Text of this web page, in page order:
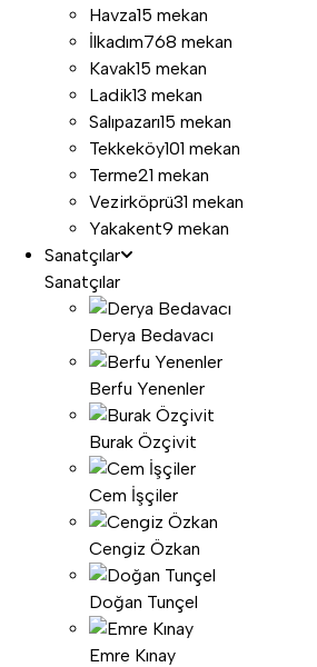
Havza15 mekan
İlkadım768 mekan
Kavak15 mekan
Ladik13 mekan
Salıpazarı15 mekan
Tekkeköy101 mekan
Terme21 mekan
Vezirköprü31 mekan
Yakakent9 mekan
Sanatçılar
Sanatçılar
Derya Bedavacı
Berfu Yenenler
Burak Özçivit
Cem İşçiler
Cengiz Özkan
Doğan Tunçel
Emre Kınay